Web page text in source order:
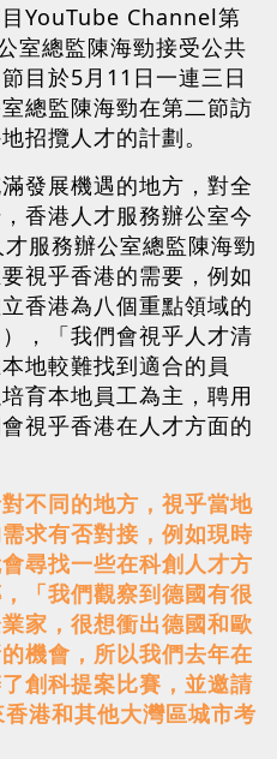
目YouTube Channel第
室總監陳海勁接受公共
目於5月11日一連三日
總監陳海勁在第二節訪
招攬人才的計劃。
發展機遇的地方，對全
香港人才服務辦公室今
服務辦公室總監陳海勁
視乎香港的需要，例如
香港為八個重點領域的
，「我們會視乎人才清
地較難找到適合的員
育本地員工為主，聘用
視乎香港在人才方面的
不同的地方，視乎當地
求有否對接，例如現時
尋找一些在科創人才方
「我們觀察到德國有很
家，很想衝出德國和歐
機會，所以我們去年在
創科提案比賽，並邀請
港和其他大灣區城市考